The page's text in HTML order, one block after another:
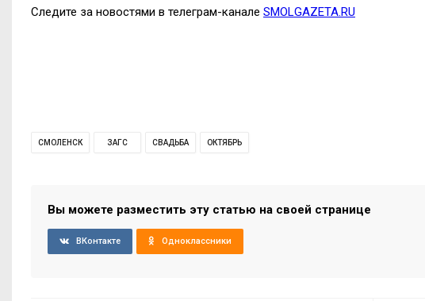
Следите за новостями в телеграм-канале SMOLGAZETA.RU
СМОЛЕНСК ЗАГС СВАДЬБА ОКТЯБРЬ
Вы можете разместить эту статью на своей странице
ВКонтакте Одноклассники